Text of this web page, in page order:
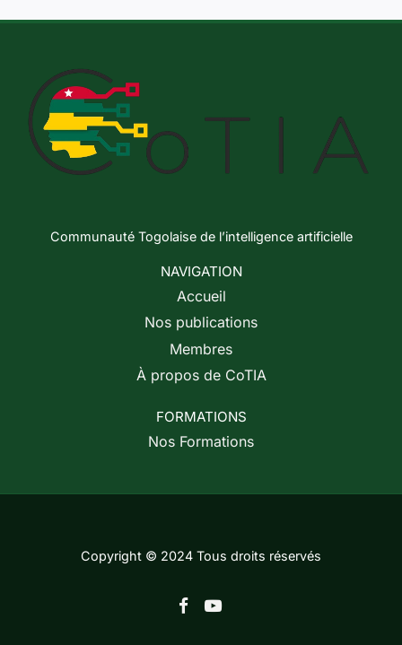
Communauté Togolaise de l’intelligence artificielle
NAVIGATION
Accueil
Nos publications
Membres
À propos de CoTIA
FORMATIONS
Nos Formations
Copyright © 2024 Tous droits réservés